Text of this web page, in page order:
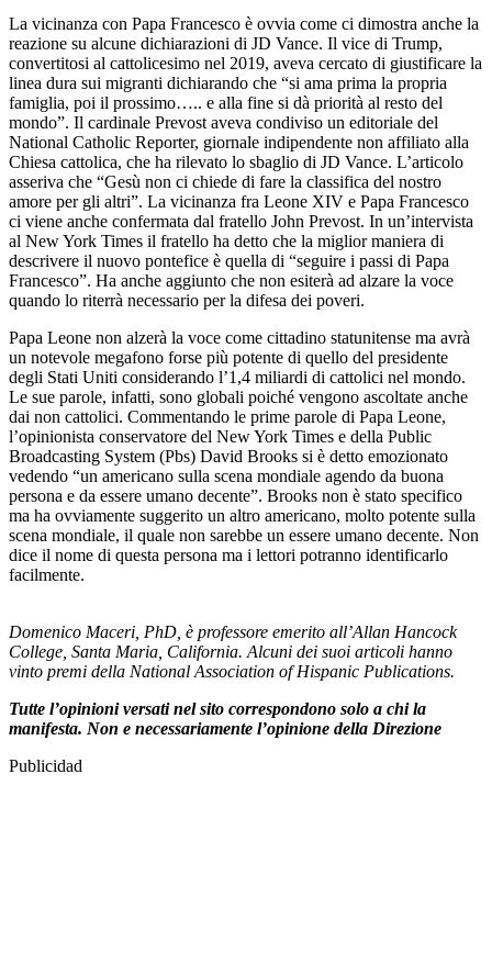
La vicinanza con Papa Francesco è ovvia come ci dimostra anche la
reazione su alcune dichiarazioni di JD Vance. Il vice di Trump,
convertitosi al cattolicesimo nel 2019, aveva cercato di giustificare la
linea dura sui migranti dichiarando che “si ama prima la propria
famiglia, poi il prossimo….. e alla fine si dà priorità al resto del
mondo”. Il cardinale Prevost aveva condiviso un editoriale del
National Catholic Reporter, giornale indipendente non affiliato alla
Chiesa cattolica, che ha rilevato lo sbaglio di JD Vance. L’articolo
asseriva che “Gesù non ci chiede di fare la classifica del nostro
amore per gli altri”. La vicinanza fra Leone XIV e Papa Francesco
ci viene anche confermata dal fratello John Prevost. In un’intervista
al New York Times il fratello ha detto che la miglior maniera di
descrivere il nuovo pontefice è quella di “seguire i passi di Papa
Francesco”. Ha anche aggiunto che non esiterà ad alzare la voce
quando lo riterrà necessario per la difesa dei poveri.
Papa Leone non alzerà la voce come cittadino statunitense ma avrà
un notevole megafono forse più potente di quello del presidente
degli Stati Uniti considerando l’1,4 miliardi di cattolici nel mondo.
Le sue parole, infatti, sono globali poiché vengono ascoltate anche
dai non cattolici. Commentando le prime parole di Papa Leone,
l’opinionista conservatore del New York Times e della Public
Broadcasting System (Pbs) David Brooks si è detto emozionato
vedendo “un americano sulla scena mondiale agendo da buona
persona e da essere umano decente”. Brooks non è stato specifico
ma ha ovviamente suggerito un altro americano, molto potente sulla
scena mondiale, il quale non sarebbe un essere umano decente. Non
dice il nome di questa persona ma i lettori potranno identificarlo
facilmente.
Domenico Maceri, PhD, è professore emerito all’Allan Hancock
College, Santa Maria, California. Alcuni dei suoi articoli hanno
vinto premi della National Association of Hispanic Publications.
Tutte l’opinioni versati nel sito correspondono solo a chi la
manifesta. Non e necessariamente l’opinione della Direzione
Publicidad